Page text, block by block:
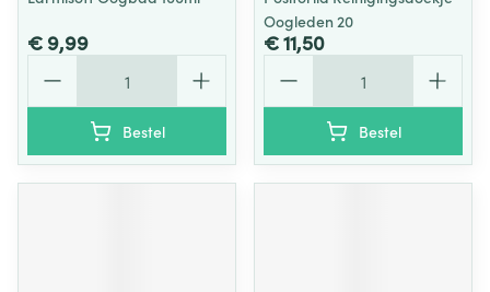
€ 9,99
Bestel
Oogleden 20
€ 11,50
Bestel